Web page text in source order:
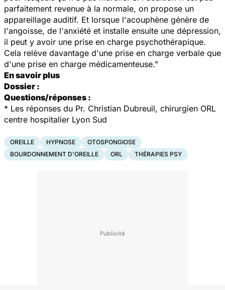
parfaitement revenue à la normale, on propose un
appareillage auditif. Et lorsque l'acouphène génère de
l'angoisse, de l'anxiété et installe ensuite une dépression,
il peut y avoir une prise en charge psychothérapique.
Cela relève davantage d'une prise en charge verbale que
d'une prise en charge médicamenteuse."
En savoir plus
Dossier :
Questions/réponses :
* Les réponses du Pr. Christian Dubreuil, chirurgien ORL
centre hospitalier Lyon Sud
OREILLE HYPNOSE
OTOSPONGIOSE
BOURDONNEMENT D'OREILLE
ORL THÉRAPIES PSY